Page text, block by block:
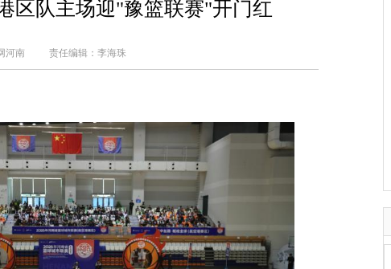
区队主场迎"豫篮联赛"开门红
河南 责任编辑：李海珠